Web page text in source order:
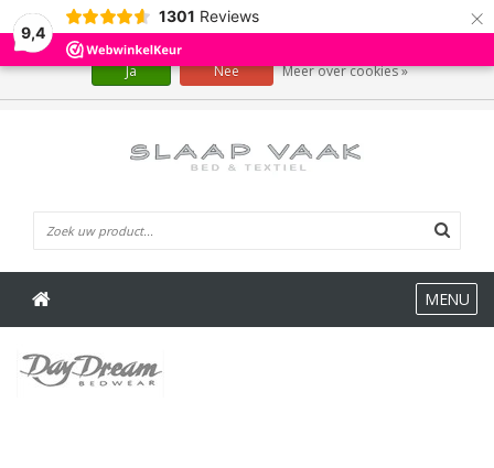
9,4
1301 Reviews ×
MENU
Wij slaan cookies op om onze website te verbeteren. Is dat akkoord?
Ja Nee Meer over cookies »